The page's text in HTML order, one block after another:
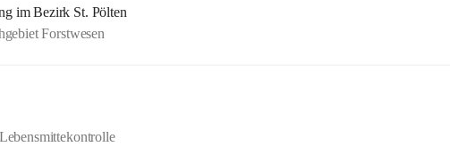
im Bezirk St. Pölten
Forstwesen